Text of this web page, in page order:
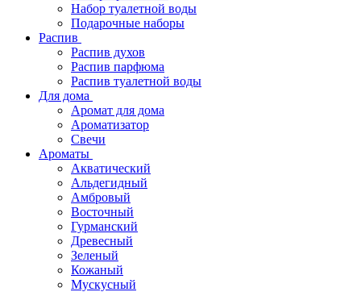
Набор туалетной воды
Подарочные наборы
Распив
Распив духов
Распив парфюма
Распив туалетной воды
Для дома
Аромат для дома
Ароматизатор
Свечи
Ароматы
Акватический
Альдегидный
Амбровый
Восточный
Гурманский
Древесный
Зеленый
Кожаный
Мускусный